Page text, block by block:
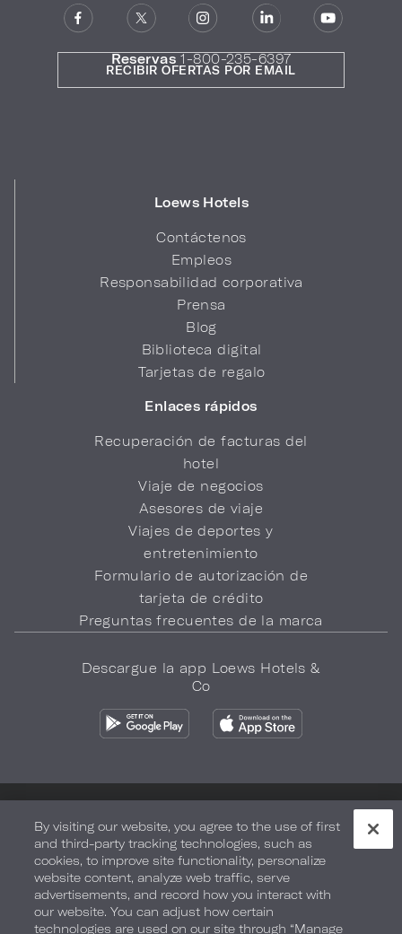
Reservas 1-800-235-6397
Loews Hotels
Contáctenos
Empleos
Responsabilidad corporativa
Prensa
Blog
Biblioteca digital
Tarjetas de regalo
Enlaces rápidos
Recuperación de facturas del
hotel
Viaje de negocios
Asesores de viaje
Viajes de deportes y
entretenimiento
Formulario de autorización de
tarjeta de crédito
Preguntas frecuentes de la marca
RECIBIR OFERTAS POR EMAIL
Descargue la app Loews Hotels &
Co
Seguridad y bienestar Términos de Uso Accesibilidad
Mapa del sitio Sus opciones de privacidad
DERECHOS DE AUTOR 2026.LOEWS HOTELS & CO
By visiting our website, you agree to the use of first
and third-party tracking technologies, such as
cookies, to improve site functionality, personalize
website content, analyze web traffic, serve
advertisements, and record how you interact with
our website. You can adjust how certain
technologies are used on our site through “Manage